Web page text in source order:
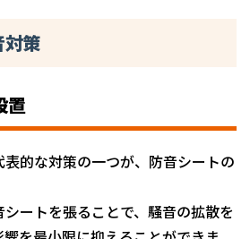
策
置
的な対策の一つが、防音シートの
ートを張ることで、騒音の拡散を